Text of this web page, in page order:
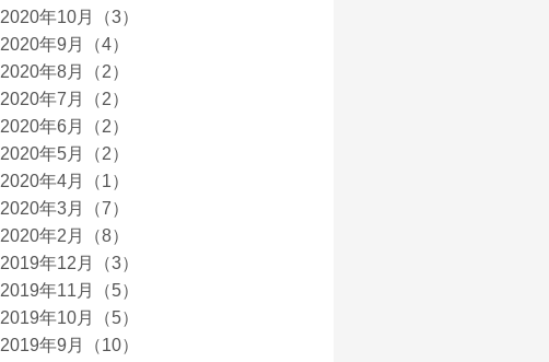
2020年10月（3）
2020年9月（4）
2020年8月（2）
2020年7月（2）
2020年6月（2）
2020年5月（2）
2020年4月（1）
2020年3月（7）
2020年2月（8）
2019年12月（3）
2019年11月（5）
2019年10月（5）
2019年9月（10）